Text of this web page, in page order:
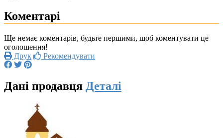
Коментарі
Ще немає коментарів, будьте першими, щоб коментувати це
оголошення!
Друк
Рекомендувати
Дані продавця Деталі